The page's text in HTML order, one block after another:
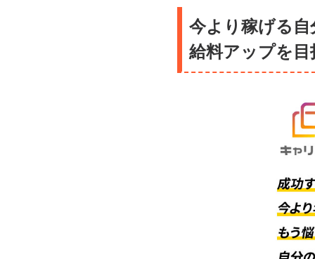
今より稼げる
給料アップを